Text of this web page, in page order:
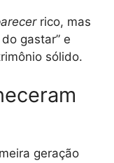
rico, mas
gastar” e
sólido.
geração